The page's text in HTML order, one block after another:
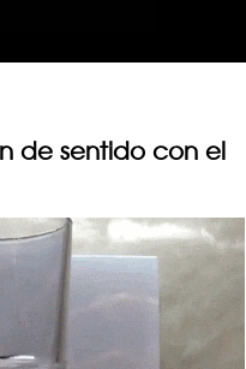
de sentido con el